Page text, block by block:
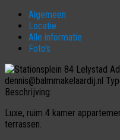
Algemeen
Locatie
Alle informatie
Foto's
dennis@balmmakelaardij.nl
Beschrijving:
Luxe, ruim 4 kamer
terrassen.